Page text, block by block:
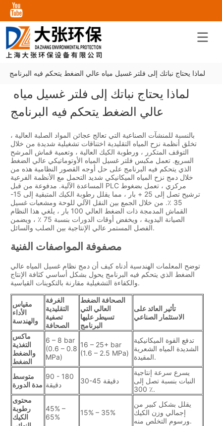
لماذا يحتاج نباتك إلى فلتر غسيل مياه عالي الضغط يتحكم فيه البرنامج
عالي الضغط يتحكم فيه البرنامج